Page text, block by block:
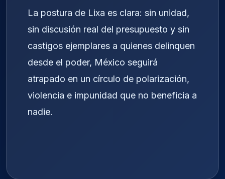
La postura de Lixa es clara: sin unidad,
sin discusión real del presupuesto y sin
castigos ejemplares a quienes delinquen
desde el poder, México seguirá
atrapado en un círculo de polarización,
violencia e impunidad que no beneficia a
nadie.